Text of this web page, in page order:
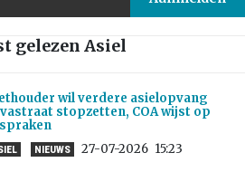
gelezen Asiel
wil verdere asielopvang
stopzetten, COA wijst op
NIEUWS 27-07-2026 15:23